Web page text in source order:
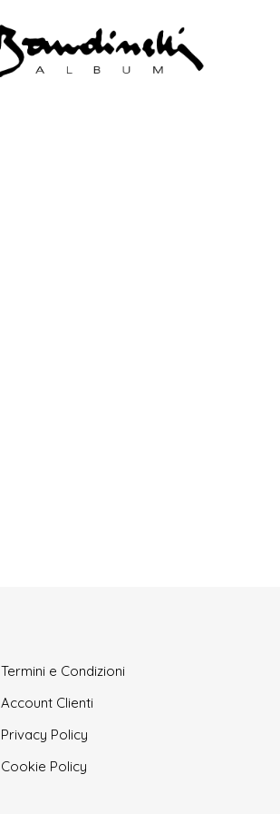
Termini e Condizioni
Account Clienti
Privacy Policy
Cookie Policy